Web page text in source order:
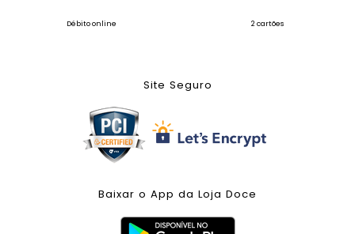
Débito online 2 cartões
Site Seguro
Baixar o App da Loja Doce